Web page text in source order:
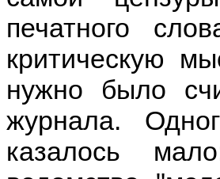
печатного
критическую
нужно было
журнала.
казалось